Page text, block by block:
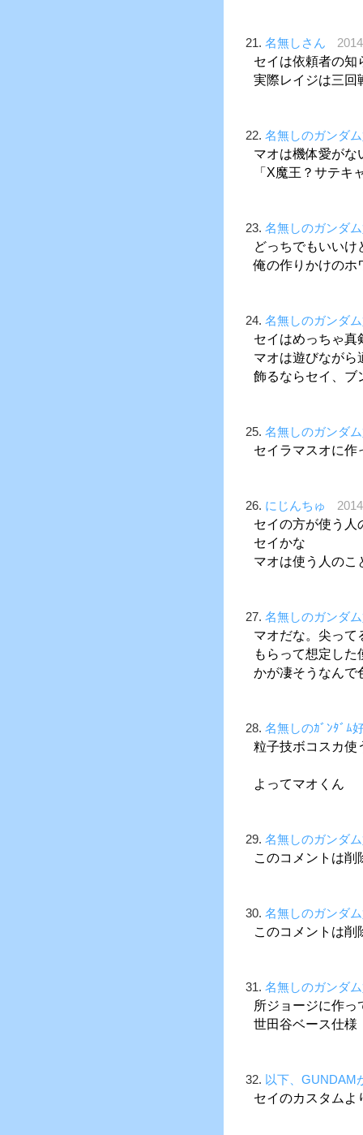
21. 名無しさん
セイは依頼者の知
実際レイジは三回
22. 名無しのガンダ
マオは機体愛が
「X魔王？サテ
23. 名無しのガンダ
どっちでもいいけ
俺の作りかけのホ
24. 名無しのガンダ
セイはめっちゃ真
マオは遊びながら
飾るならセイ、ブ
25. 名無しのガンダ
セイラマスオに作
26. にじんちゅ
セイの方が使う人
セイかな
マオは使う人のこ
27. 名無しのガンダ
マオだな。尖って
もらって想定し
かが凄そうなんで
28. 名無しのｶﾞﾝﾀﾞﾑ
粒子技ボコスカ使
よってマオくん
29. 名無しのガンダ
このコメントは
30. 名無しのガンダ
このコメントは
31. 名無しのガンダ
所ジョージに作っ
世田谷ベース仕
32. 以下、GUNDAM
セイのカスタムよ